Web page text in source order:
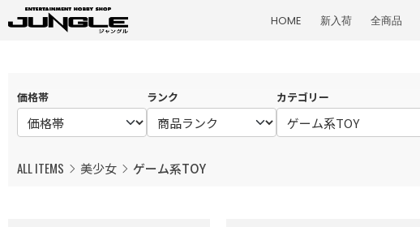
HOME 新入荷 全商品
価格帯 ランク カテゴリー
ALL ITEMS 美少女 ゲーム系TOY